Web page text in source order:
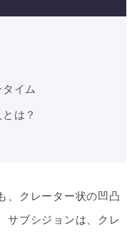
イム
は？
、クレーター状の凹凸
サブシジョンは、クレ